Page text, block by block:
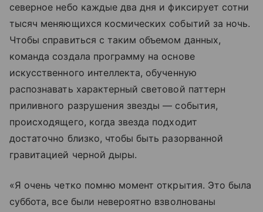
северное небо каждые два дня и фиксирует сотни
тысяч меняющихся космических событий за ночь.
Чтобы справиться с таким объемом данных,
команда создала программу на основе
искусственного интеллекта, обученную
распознавать характерный световой паттерн
приливного разрушения звезды — события,
происходящего, когда звезда подходит
достаточно близко, чтобы быть разорванной
гравитацией черной дыры.
«Я очень четко помню момент открытия. Это была
суббота, все были невероятно взволнованы